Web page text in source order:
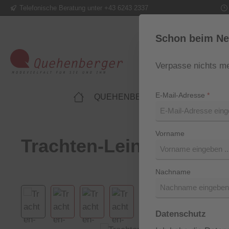
Hauptinhalt springen
Zur Suche springen
Zur Hauptnavigation springen
Telefonische Beratung unter +43 6243 2337
QUEHENBERGER LIFESTYLE
Trachten-Leinenhemd
Bildergalerie überspringen
Schon beim
Verpasse nichts
E-Mail-Adresse *
Vorname
Nachname
Datenschutz